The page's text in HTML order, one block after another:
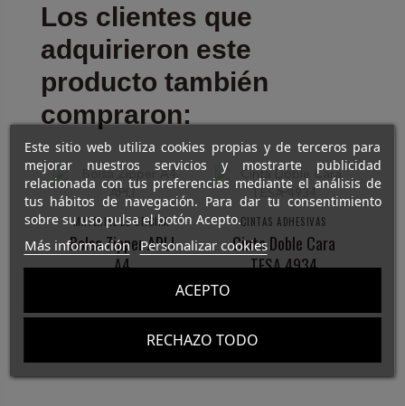
Los clientes que
adquirieron este
producto también
compraron:
MATERIAL DE OFICINA
Bolsa Zipper APLI
A4
CINTAS ADHESIVAS
Cinta Doble Cara
TESA 4934
Este sitio web utiliza cookies propias y de terceros para
mejorar nuestros servicios y mostrarte publicidad
relacionada con tus preferencias mediante el análisis de
tus hábitos de navegación. Para dar tu consentimiento
sobre su uso pulsa el botón Acepto.
Más información Personalizar cookies
RECHAZO TODO
ACEPTO